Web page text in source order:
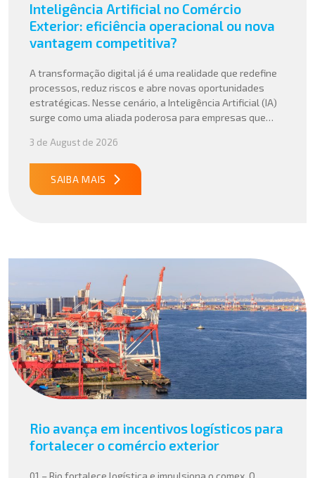
Inteligência Artificial no Comércio
Exterior: eficiência operacional ou nova
vantagem competitiva?
A transformação digital já é uma realidade que redefine
processos, reduz riscos e abre novas oportunidades
estratégicas. Nesse cenário, a Inteligência Artificial (IA)
surge como uma aliada poderosa para empresas que
suas operações internacionais. Mais do que automatizar
tarefas, a IA vem sendo aplicada para interpretar dados
complexos, […]
3 de August de 2026
SAIBA MAIS
Rio avança em incentivos logísticos para
fortalecer o comércio exterior
01 – Rio fortalece logística e impulsiona o comex O